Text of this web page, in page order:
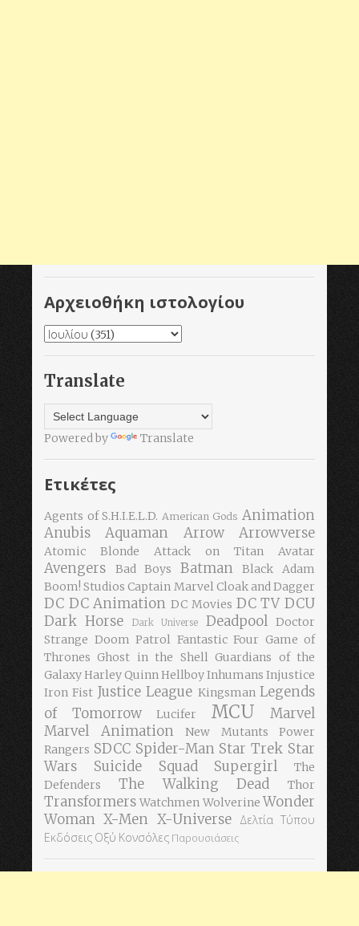
Αρχειοθήκη ιστολογίου
Translate
Powered by Translate
Ετικέτες
Agents of S.H.I.E.L.D. American Gods Animation
Anubis
Aquaman Arrow Arrowverse
Atomic Blonde Attack on Titan Avatar
Avengers Bad Boys Batman
Black Adam
Boom! Studios Captain Marvel Cloak and Dagger
DC DC Animation DC Movies DC TV DCU
Dark Horse
Dark Universe Deadpool Doctor
Strange Doom Patrol Fantastic Four Game of
Thrones Ghost in the Shell Guardians of the
GalaxyHarley QuinnHellboyInhumans Injustice
Iron Fist Justice League Kingsman Legends
of Tomorrow
Lucifer MCU
Marvel
Marvel Animation
New Mutants
Power
Rangers SDCC Spider-Man Star Trek Star
Wars
Suicide Squad Supergirl
The
Defenders
The Walking Dead Thor
Transformers Watchmen Wolverine Wonder
Woman X-Men X-Universe
Δελτία Τύπου
Εκδόσεις Οξύ Κονσόλες Παρουσιάσεις